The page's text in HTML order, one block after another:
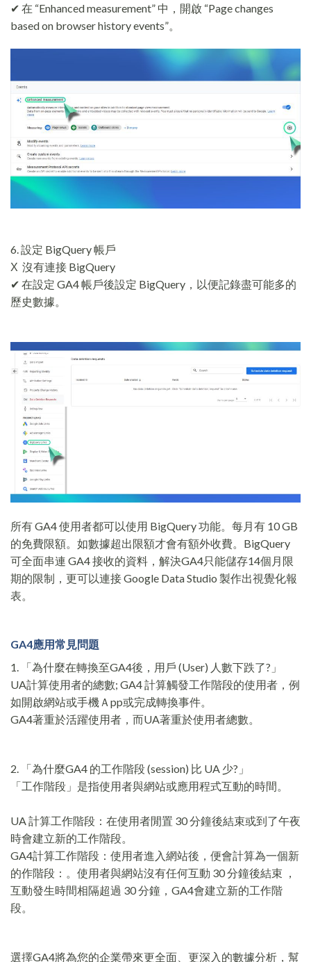
✔ 在 “Enhanced measurement” 中，開啟 “Page changes
based on browser history events”。
6. 設定 BigQuery 帳戶
Χ 沒有連接 BigQuery
✔ 在設定 GA4 帳戶後設定 BigQuery，以便記錄盡可能多的
歷史數據。
所有 GA4 使用者都可以使用 BigQuery 功能。每月有 10 GB
的免費限額。如數據超出限額才會有額外收費。BigQuery
可全面串連 GA4 接收的資料，解決GA4只能儲存14個月限
期的限制，更可以連接 Google Data Studio 製作出視覺化報
表。
GA4應用常見問題
1. 「為什麼在轉換至GA4後，用戶 (User) 人數下跌了?」
UA計算使用者的總數; GA4 計算觸發工作階段的使用者，例
如開啟網站或手機Ａpp或完成轉換事件。
GA4著重於活躍使用者，而UA著重於使用者總數。
2. 「為什麼GA4 的工作階段 (session) 比 UA 少?」
「工作階段」是指使用者與網站或應用程式互動的時間。
UA 計算工作階段：在使用者閒置 30 分鐘後結束或到了午夜
時會建立新的工作階段。
GA4計算工作階段：使用者進入網站後，便會計算為一個新
的作階段：。使用者與網站沒有任何互動 30 分鐘後結束 ，
互動發生時間相隔超過 30 分鐘，GA4會建立新的工作階
段。
選擇GA4將為您的企業帶來更全面、更深入的數據分析，幫